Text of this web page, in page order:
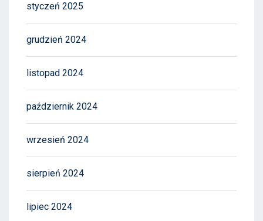
styczeń 2025
grudzień 2024
listopad 2024
październik 2024
wrzesień 2024
sierpień 2024
lipiec 2024